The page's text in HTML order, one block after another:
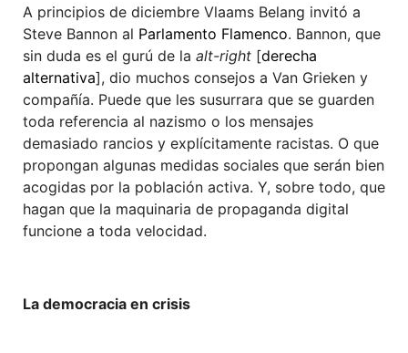
A principios de diciembre Vlaams Belang invitó a
Steve Bannon al Parlamento Flamenco. Bannon, que
sin duda es el gurú de la alt-right [derecha
alternativa], dio muchos consejos a Van Grieken y
compañía. Puede que les susurrara que se guarden
toda referencia al nazismo o los mensajes
demasiado rancios y explícitamente racistas. O que
propongan algunas medidas sociales que serán bien
acogidas por la población activa. Y, sobre todo, que
hagan que la maquinaria de propaganda digital
funcione a toda velocidad.
La democracia en crisis